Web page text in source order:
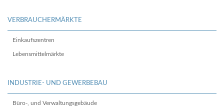
VERBRAUCHERMÄRKTE
Einkaufszentren
Lebensmittelmärkte
INDUSTRIE- UND GEWERBEBAU
Büro-, und Verwaltungsgebäude